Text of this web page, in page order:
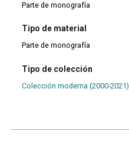
Parte de monografía
Tipo de material
Parte de monografía
Tipo de colección
Colección moderna (2000-2021)